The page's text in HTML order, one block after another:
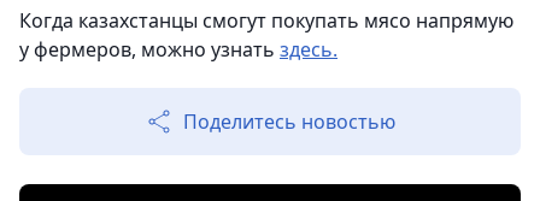
Когда казахстанцы смогут покупать мясо напрямую
у фермеров, можно узнать здесь.
Поделитесь новостью